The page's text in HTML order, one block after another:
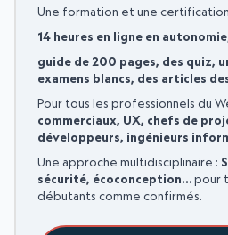
Une formation et une
14 heures en ligne en autonomie
guide de 200 pages, des quiz,
examens blancs, des articles
Pour tous les professionnels du
commerciaux, UX, chefs de
développeurs, ingénieurs
Une approche multidisciplinaire :
sécurité, écoconception…pour
débutants comme confirmés.